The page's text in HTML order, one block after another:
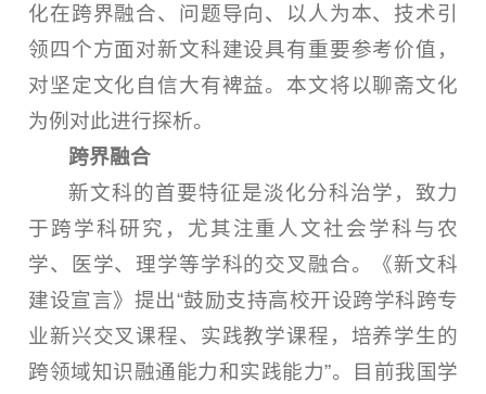
化在跨界融合、问题导向、以人为本、技术引
领四个方面对新文科建设具有重要参考价值，
对坚定文化自信大有裨益。本文将以聊斋文化
为例对此进行探析。
跨界融合
新文科的首要特征是淡化分科治学，致力
于跨学科研究，尤其注重人文社会学科与农
学、医学、理学等学科的交叉融合。《新文科
建设宣言》提出“鼓励支持高校开设跨学科跨专
业新兴交叉课程、实践教学课程，培养学生的
跨领域知识融通能力和实践能力”。目前我国学